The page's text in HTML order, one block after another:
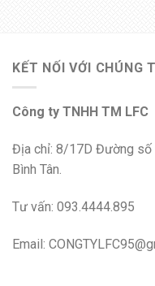
KẾT NỐI VỚI CHÚNG
Công ty TNHH TM LFC
Địa chỉ: 8/17D Đường số
Bình Tân.
Tư vấn: 093.4444.895
Email: